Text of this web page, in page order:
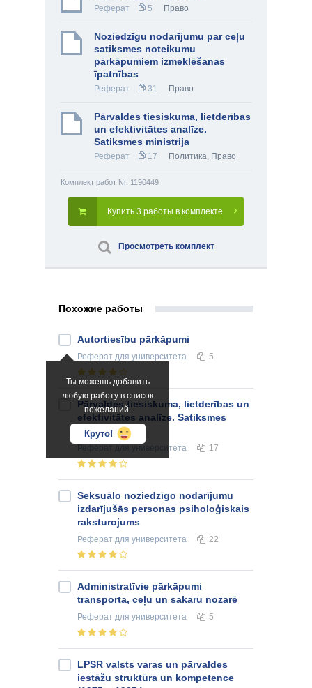
Реферат 5 Право
Noziedzīgu nodarījumu par ceļu
satiksmes noteikumu
pārkāpumiem izmeklēšanas
īpatnības
Реферат 31 Право
Pārvaldes tiesiskuma, lietderības
un efektivitātes analīze.
Satiksmes ministrija
Реферат 17 Политика, Право
Комплект работ Nr. 1190449
Купить 3 работы в комплекте
Просмотреть комплект
Похожие работы
Ты можешь добавить
любую работу в список
пожеланий.
Круто!
Autortiesību pārkāpumi
Реферат для университета 5
Pārvaldes tiesiskuma, lietderības un
efektivitātes analīze. Satiksmes
ministrija
для университета 17
Seksuālo noziedzīgo nodarījumu
izdarījušās personas psiholoģiskais
raksturojums
Реферат для университета 22
Administratīvie pārkāpumi
transporta, ceļu un sakaru nozarē
Реферат для университета 5
LPSR valsts varas un pārvaldes
iestāžu struktūra un kompetence